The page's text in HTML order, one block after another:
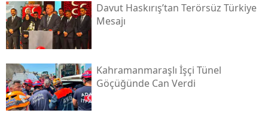
Davut Haskırış’tan Terörsüz Türkiye
Mesajı
Kahramanmaraşlı İşçi Tünel
Göçüğünde Can Verdi